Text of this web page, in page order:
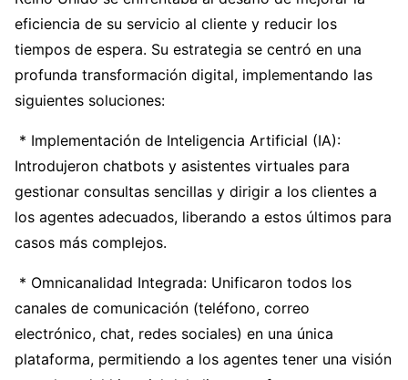
eficiencia de su servicio al cliente y reducir los
tiempos de espera. Su estrategia se centró en una
profunda transformación digital, implementando las
siguientes soluciones:
* Implementación de Inteligencia Artificial (IA):
Introdujeron chatbots y asistentes virtuales para
gestionar consultas sencillas y dirigir a los clientes a
los agentes adecuados, liberando a estos últimos para
casos más complejos.
* Omnicanalidad Integrada: Unificaron todos los
canales de comunicación (teléfono, correo
electrónico, chat, redes sociales) en una única
plataforma, permitiendo a los agentes tener una visión